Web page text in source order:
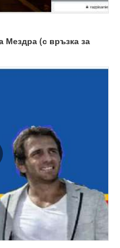
Мездра (с връзка за